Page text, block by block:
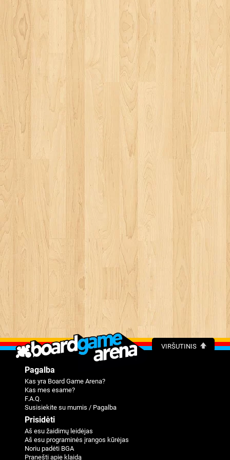
VIRŠUTINIS
Pagalba
Kas yra Board Game Arena?
Kas mes esame?
F.A.Q.
Susisiekite su mumis / Pagalba
Prisidėti
Aš esu žaidimų leidėjas
Aš esu programinės įrangos kūrėjas
Noriu padėti BGA
Pranešti apie klaidą